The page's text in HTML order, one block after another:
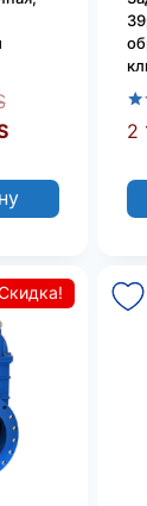
цена
535
000 UZS.
Текущая
410
000 UZS.
2